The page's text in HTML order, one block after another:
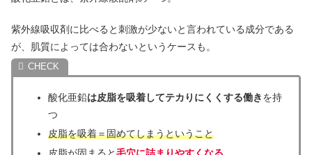
紫外線吸収剤に比べると刺激が少ないと言われている成分である
が、肌質によっては合わないというケースも。
酸化亜鉛は皮脂を吸着してテカりにくくする働きを持
つ
皮脂を吸着＝固めてしまうということ